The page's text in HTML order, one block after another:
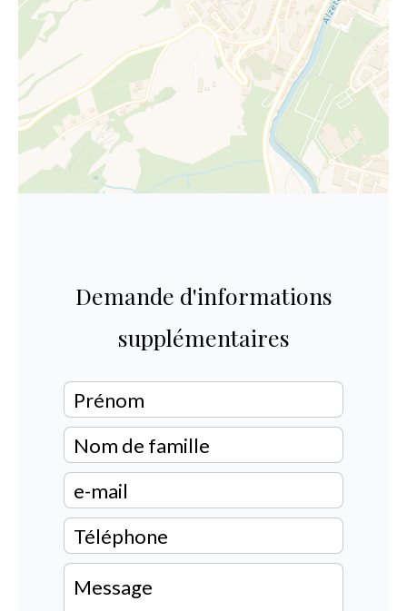
Demande d'informations
supplémentaires